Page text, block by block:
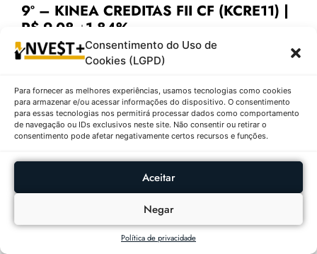
Consentimento do Uso de
Cookies (LGPD)
Para fornecer as melhores experiências, usamos tecnologias como cookies
para armazenar e/ou acessar informações do dispositivo. O consentimento
para essas tecnologias nos permitirá processar dados como comportamento
de navegação ou IDs exclusivos neste site. Não consentir ou retirar o
consentimento pode afetar negativamente certos recursos e funções.
Aceitar
Negar
Política de privacidade
9º – KINEA CREDITAS FII CF (KCRE11) |
R$ 9,08 ↓1,84%
Descrição:O KCRE11 encerrou o dia com uma
fechamento anterior de R$ 9,25. O ativo
apresentou comportamento estável durante o
pregão, mantendo-se em R$ 9,08 tanto na
mínima quanto na máxima do dia. Foram
negociadas 32.936 ações, movimentando um
volume financeiro de R$ 299.058,88. Para este
ativo, não há dados de mínima e máxima em 52
semanas disponíveis. A cotação estável ao longo
do dia, apesar da desvalorização, indica um
mercado com pouca pressão de compra e